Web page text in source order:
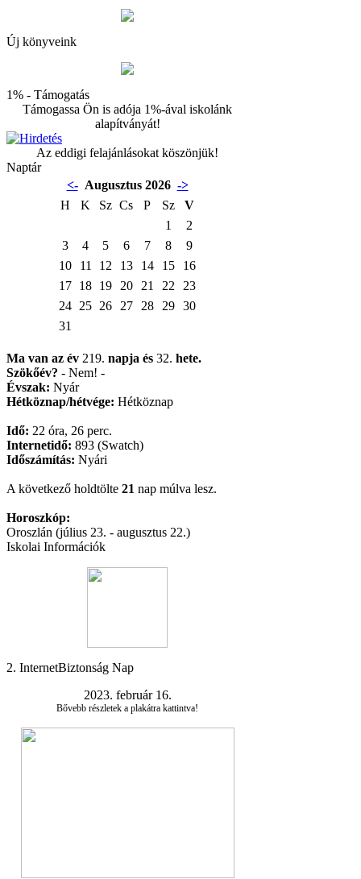
Új könyveink
1% - Támogatás
Támogassa Ön is adója 1%-ával iskolánk
alapítványát!
Az eddigi felajánlásokat köszönjük!
Naptár
<- Augusztus 2026 ->
H
K Sz Cs P Sz
V
1
2
3
4 5 6 7 8
9
10
11 12 13 14 15
16
17 18 19 20 21 22
23
24 25 26 27 28 29
30
31
Ma van az év 219. napja és 32. hete.
Szökőév? - Nem! -
Évszak: Nyár
Hétköznap/hétvége: Hétköznap
Idő: 22 óra, 26 perc.
Internetidő: 893 (Swatch)
Időszámítás: Nyári
A következő holdtölte 21 nap múlva lesz.
Horoszkóp:
Oroszlán (július 23. - augusztus 22.)
Iskolai Információk
2. InternetBiztonság Nap
2023. február 16.
Bővebb részletek a plakátra kattintva!